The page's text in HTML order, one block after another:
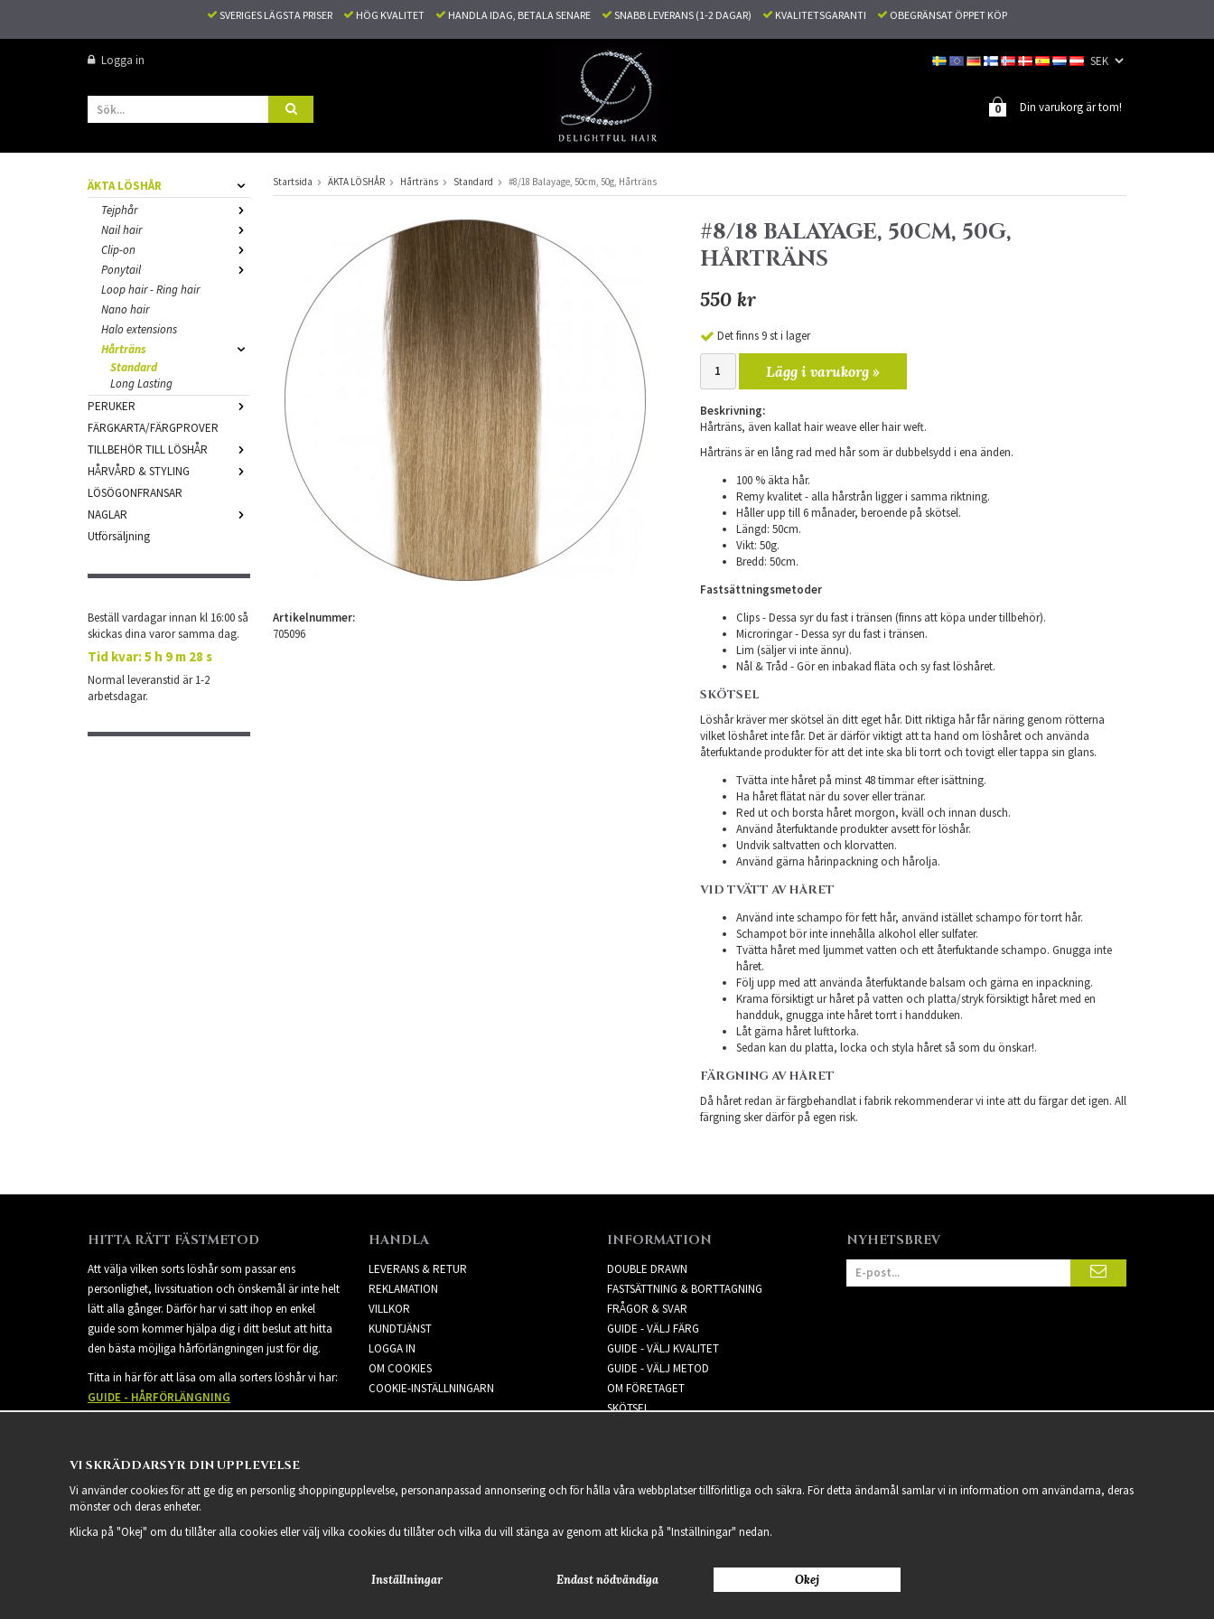
SVERIGES LÄGSTA PRISER HÖG KVALITET HANDLA IDAG, BETALA SENARE SNABB LEVERANS (1-2 DAGAR) KVALITETSGARANTI OBEGRÄNSAT ÖPPET KÖP
Logga in
Din varukorg är tom!
0
ÄKTA LÖSHÅR
Tejphår
Nail hair
Clip-on
Ponytail
Loop hair - Ring hair
Nano hair
Halo extensions
Hårträns
Standard
Long Lasting
PERUKER
FÄRGKARTA/FÄRGPROVER
TILLBEHÖR TILL LÖSHÅR
HÅRVÅRD & STYLING
LÖSÖGONFRANSAR
NAGLAR
Utförsäljning
Beställ vardagar innan kl 16:00 så
skickas dina varor samma dag.
Tid kvar:5 h 9 m 27 s
Normal leveranstid är 1-2
arbetsdagar.
Startsida ÄKTA LÖSHÅR Hårträns Standard #8/18 Balayage, 50cm, 50g, Hårträns
#8/18 BALAYAGE, 50CM, 50G,
HÅRTRÄNS
550 kr
Det finns 9 st i lager
Lägg i varukorg »
Beskrivning:
Hårträns, även kallat hair weave eller hair weft.
Hårträns är en lång rad med hår som är dubbelsydd i ena änden.
100 % äkta hår.
Remy kvalitet - alla hårstrån ligger i samma riktning.
Håller upp till 6 månader, beroende på skötsel.
Längd: 50cm.
Vikt: 50g.
Bredd: 50cm.
Fastsättningsmetoder
Clips - Dessa syr du fast i tränsen (finns att köpa under tillbehör).
Microringar - Dessa syr du fast i tränsen.
Lim (säljer vi inte ännu).
Nål & Tråd - Gör en inbakad fläta och sy fast löshåret.
SKÖTSEL
Löshår kräver mer skötsel än ditt eget hår. Ditt riktiga hår får näring genom rötterna
vilket löshåret inte får. Det är därför viktigt att ta hand om löshåret och använda
återfuktande produkter för att det inte ska bli torrt och tovigt eller tappa sin glans.
Tvätta inte håret på minst 48 timmar efter isättning.
Ha håret flätat när du sover eller tränar.
Red ut och borsta håret morgon, kväll och innan dusch.
Använd återfuktande produkter avsett för löshår.
Undvik saltvatten och klorvatten.
Använd gärna hårinpackning och hårolja.
VID TVÄTT AV HÅRET
Använd inte schampo för fett hår, använd istället schampo för torrt hår.
Schampot bör inte innehålla alkohol eller sulfater.
Tvätta håret med ljummet vatten och ett återfuktande schampo. Gnugga inte
håret.
Följ upp med att använda återfuktande balsam och gärna en inpackning.
Krama försiktigt ur håret på vatten och platta/stryk försiktigt håret med en
handduk, gnugga inte håret torrt i handduken.
Låt gärna håret lufttorka.
Sedan kan du platta, locka och styla håret så som du önskar!.
FÄRGNING AV HÅRET
Då håret redan är färgbehandlat i fabrik rekommenderar vi inte att du färgar det igen. All
färgning sker därför på egen risk.
Artikelnummer:
705096
HITTA RÄTT FÄSTMETOD
Att välja vilken sorts löshår som passar ens
personlighet, livssituation och önskemål är inte helt
lätt alla gånger. Därför har vi satt ihop en enkel
guide som kommer hjälpa dig i ditt beslut att hitta
den bästa möjliga hårförlängningen just för dig.
Titta in här för att läsa om alla sorters löshår vi har:
GUIDE - HÅRFÖRLÄNGNING
HANDLA
LEVERANS & RETUR
REKLAMATION
VILLKOR
KUNDTJÄNST
LOGGA IN
OM COOKIES
COOKIE-INSTÄLLNINGARN
INFORMATION
DOUBLE DRAWN
FASTSÄTTNING & BORTTAGNING
FRÅGOR & SVAR
GUIDE - VÄLJ FÄRG
GUIDE - VÄLJ KVALITET
GUIDE - VÄLJ METOD
OM FÖRETAGET
SKÖTSEL
NYHETSBREV
2021 Delightful Hair
VI SKRÄDDARSYR DIN UPPLEVELSE
Vi använder cookies för att ge dig en personlig shoppingupplevelse, personanpassad annonsering och för hålla våra webbplatser tillförlitliga och säkra. För detta ändamål samlar vi in information om användarna, deras
mönster och deras enheter.
Klicka på "Okej" om du tillåter alla cookies eller välj vilka cookies du tillåter och vilka du vill stänga av genom att klicka på "Inställningar" nedan.
Inställningar Endast nödvändiga Okej